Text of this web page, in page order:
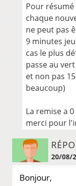
Pour
chaque
ne peut pas
9 minutes
cas le plus
passe au
et non pas
beaucoup)
La remise a
merci pour
20/08/
Bonjour,